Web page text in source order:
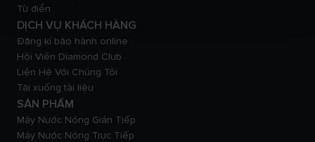
Từ điển
DỊCH VỤ KHÁCH HÀNG
Đăng kí bảo hành online
Hội Viên Diamond Club
Liên Hệ Với Chúng Tôi
Tải xuống tài liệu
SẢN PHẨM
Máy Nước Nóng Gián Tiếp
Máy Nước Nóng Trực Tiếp